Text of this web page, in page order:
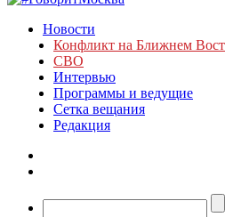
Новости
Конфликт на Ближнем
СВО
Интервью
Программы и ведущие
Сетка вещания
Редакция